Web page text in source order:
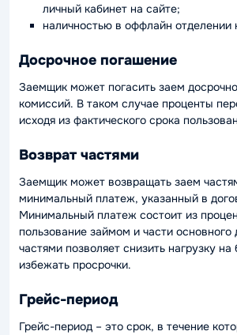
личный кабинет на сайте;
наличностью в оффлайн отделении
Досрочное погашение
Заемщик может погасить заем
комиссий. В таком случае проценты
исходя из фактического срока
Возврат частями
Заемщик может возвращать заем
минимальный платеж, указанный в
Минимальный платеж состоит из
пользование займом и части основного
частями позволяет снизить нагрузку
избежать просрочки.
Грейс-период
Грейс-период – это срок, в течение